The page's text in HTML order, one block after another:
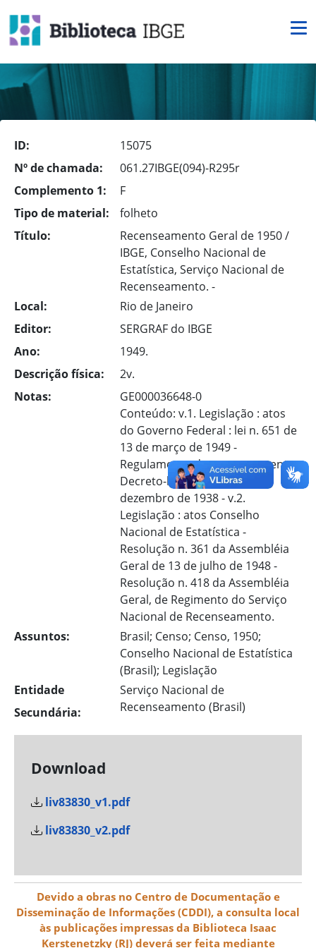
ID:
15075
Nº de chamada:
061.27IBGE(094)-R295r
Complemento 1:
F
Tipo de material:
folheto
Título:
Recenseamento Geral de 1950 /
IBGE, Conselho Nacional de
Estatística, Serviço Nacional de
Recenseamento. -
Local:
Rio de Janeiro
Editor:
SERGRAF do IBGE
Ano:
1949.
Descrição física:
2v.
Notas:
GE000036648-0
Conteúdo: v.1. Legislação : atos
do Governo Federal : lei n. 651 de
13 de março de 1949 -
Regulamento do recenseamento -
Decreto-lei n. 969 de 21 de
dezembro de 1938 - v.2.
Legislação : atos Conselho
Nacional de Estatística -
Resolução n. 361 da Assembléia
Geral de 13 de julho de 1948 -
Resolução n. 418 da Assembléia
Geral, de Regimento do Serviço
Nacional de Recenseamento.
Assuntos:
Brasil; Censo; Censo, 1950;
Conselho Nacional de Estatística
(Brasil); Legislação
Entidade
Secundária:
Serviço Nacional de
Recenseamento (Brasil)
Download
liv83830_v1.pdf
liv83830_v2.pdf
Devido a obras no Centro de Documentação e
Disseminação de Informações (CDDI), a consulta local
às publicações impressas da Biblioteca Isaac
Kerstenetzky (RJ) deverá ser feita mediante